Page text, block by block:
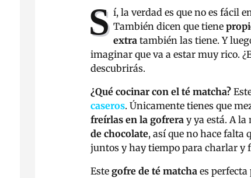
S í, la verdad es que no es fácil
También dicen que tiene
extra también las tiene. Y
imaginar que va a estar muy rico.
descubrirás.
¿Qué cocinar con el té matcha?
caseros. Únicamente tienes que
freírlas en la gofrera y ya está. A
de chocolate, así que no hace falta
juntos y hay tiempo para charlar y
Estegofre de té matcha es